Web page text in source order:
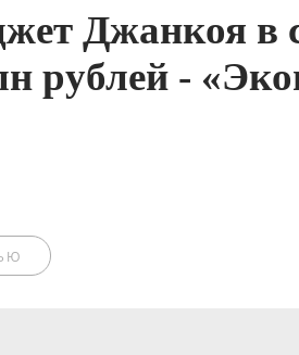
Джанкоя в
рублей -